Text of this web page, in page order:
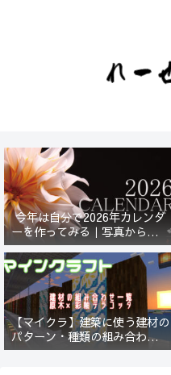
今年は自分で2026年カレンダ
ーを作ってみる｜写真から始ま
る小さなプロジェクト【一灯
花】
【マイクラ】建築に使う建材の
パターン・種類の組み合わせ一
覧！原木×彩釉テラコッタ編